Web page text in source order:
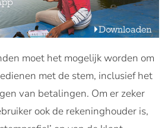
moet het mogelijk worden om
met de stem, inclusief het
van betalingen. Om er zeker
ook de rekeninghouder is,